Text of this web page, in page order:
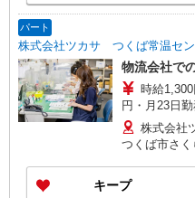
パート
株式会社ツカサ つくば常温セ
物流会社で
時給1,300円〜 ＜月収例＞
円・月23日
株式会社
つくば市さく
キープ